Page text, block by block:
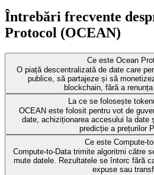
Întrebări frecvente
Protocol (OCEAN)
Ce este Ocean
O piață descentralizată de date care
publice, să partajeze și să
blockchain, fără a
La ce se folosește
OCEAN este folosit pentru vot de
date, achiziționarea accesului la date
predicție a prețurilor
Ce este Compute-
Compute-to-Data trimite algoritmi către
mute datele. Rezultatele se întorc fără
expuse sau